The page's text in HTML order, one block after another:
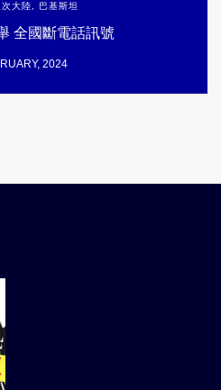
大陸, 巴基斯坦
全國斷電話訊號
2024